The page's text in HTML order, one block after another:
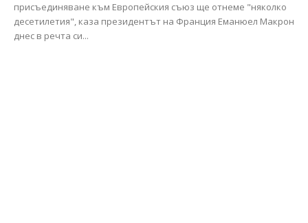
присъединяване към Европейския съюз ще отнеме "няколко
десетилетия", каза президентът на Франция Еманюел Макрон
днес в речта си...